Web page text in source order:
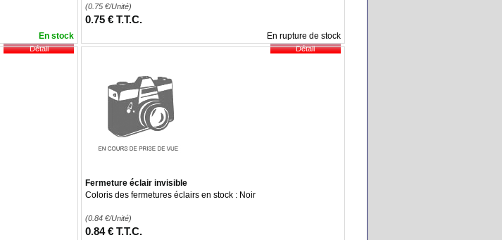
En stock
(0.75€/Unité)
0.75 € T.T.C.
En rupture de stock
Fermeture éclair invisible
Coloris des fermetures éclairs en stock : Noir
(0.84€/Unité)
0.84 € T.T.C.